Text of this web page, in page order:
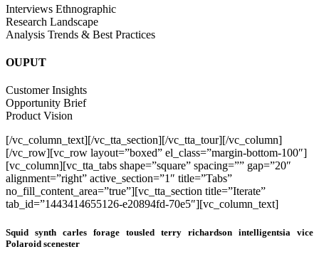
Interviews Ethnographic
Research Landscape
Analysis Trends & Best Practices
OUPUT
Customer Insights
Opportunity Brief
Product Vision
[/vc_column_text][/vc_tta_section][/vc_tta_tour][/vc_column]
[/vc_row][vc_row layout=”boxed” el_class=”margin-bottom-100″]
[vc_column][vc_tta_tabs shape=”square” spacing=”” gap=”20″
alignment=”right” active_section=”1″ title=”Tabs”
no_fill_content_area=”true”][vc_tta_section title=”Iterate”
tab_id=”1443414655126-e20894fd-70e5″][vc_column_text]
Squid synth carles forage tousled terry richardson intelligentsia vice
Polaroid scenester